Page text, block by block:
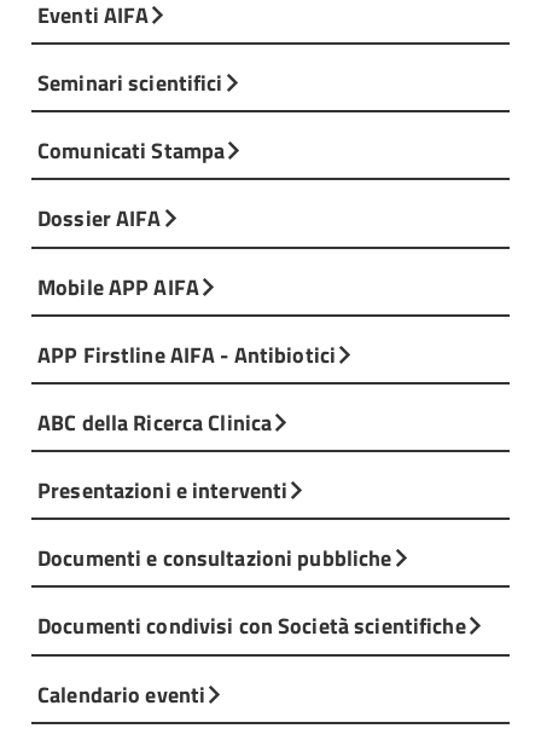
Eventi AIFA
Seminari scientifici
Comunicati Stampa
Dossier AIFA
Mobile APP AIFA
APP Firstline AIFA - Antibiotici
ABC della Ricerca Clinica
Presentazioni e interventi
Documenti e consultazioni pubbliche
Documenti condivisi con Società scientifiche
Calendario eventi